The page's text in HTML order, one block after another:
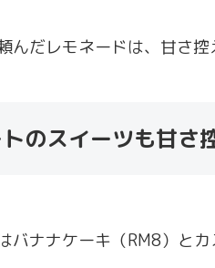
んだレモネードは、甘さ
のスイーツも甘さ
バナナケーキ（RM8）と